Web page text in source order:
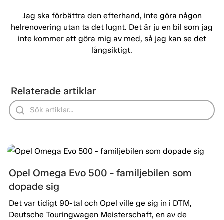
Jag ska förbättra den efterhand, inte göra någon
helrenovering utan ta det lugnt. Det är ju en bil som jag
inte kommer att göra mig av med, så jag kan se det
långsiktigt.
Relaterade artiklar
Opel Omega Evo 500 - familjebilen som
dopade sig
Det var tidigt 90-tal och Opel ville ge sig in i DTM,
Deutsche Touringwagen Meisterschaft, en av de